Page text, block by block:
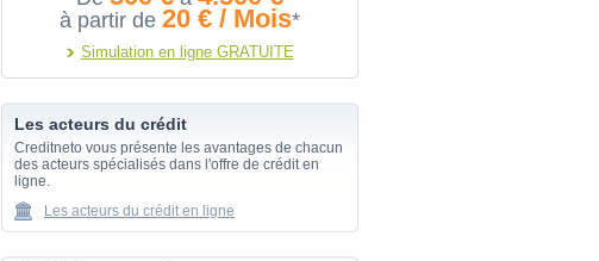
à partir de 20 € / Mois*
Simulation en ligne GRATUITE
Les acteurs du crédit
Creditneto vous présente les avantages de chacun
des acteurs spécialisés dans l'offre de crédit en
ligne.
Les acteurs du crédit en ligne